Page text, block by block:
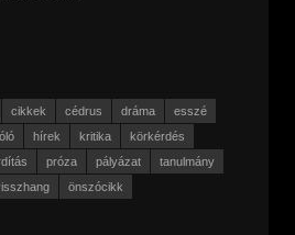
cikkek cédrus dráma
esszé
hírek kritika
körkérdés
próza pályázat
tanulmány
önszócikk